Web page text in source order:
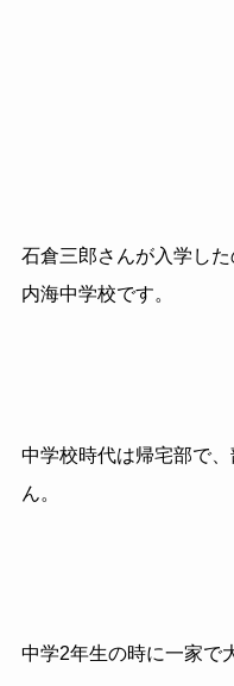
石倉三郎さんが入学し
内海中学校です。
中学校時代は帰宅部で
ん。
中学2年生の時に一家で